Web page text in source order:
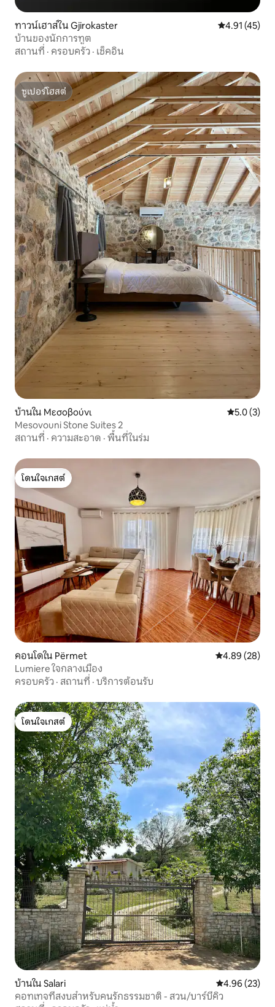
ทาวน์เฮาส์ใน Gjirokaster คะแนนเฉลี่ย
4.91 (45)
บ้านของนักการทูต
สถานที่ · ครอบครัว · เช็คอิน
ซูเปอร์โฮสต์
ซูเปอร์โฮสต์
บ้านใน Μεσοβούνι คะแนนเฉลี่
5.0 (3)
Mesovouni Stone Suites 2
สถานที่ · ความสะอาด · พื้นที่ในร่ม
โดนใจเกสต์
โดนใจเกสต์
คอนโดใน Përmet คะแนนเฉลี่ย
4.89 (28)
Lumiere ใจกลางเมือง
ครอบครัว · สถานที่ · บริการต้อนรับ
โดนใจเกสต์
โดนใจเกสต์
บ้านใน Salari คะแนนเฉลี่ย
4.96 (23)
คอทเทจที่สงบสำหรับคนรักธรรมชาติ - สวน/บาร์บีคิว